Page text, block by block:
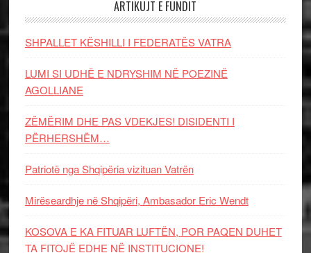
ARTIKUJT E FUNDIT
SHPALLET KËSHILLI I FEDERATËS VATRA
LUMI SI UDHË E NDRYSHIM NË POEZINË
AGOLLIANE
ZËMËRIM DHE PAS VDEKJES! DISIDENTI I
PËRHERSHËM…
Patriotë nga Shqipëria vizituan Vatrën
Mirëseardhje në Shqipëri, Ambasador Eric Wendt
KOSOVA E KA FITUAR LUFTËN, POR PAQEN DUHET
TA FITOJË EDHE NË INSTITUCIONE!